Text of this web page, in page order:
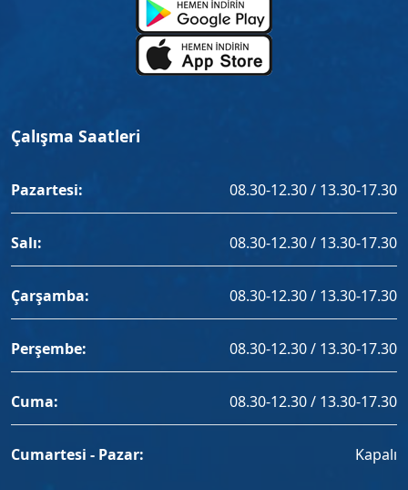
Çalışma Saatleri
Pazartesi: 08.30-12.30 / 13.30-17.30
Salı: 08.30-12.30 / 13.30-17.30
Çarşamba: 08.30-12.30 / 13.30-17.30
Perşembe: 08.30-12.30 / 13.30-17.30
Cuma: 08.30-12.30 / 13.30-17.30
Cumartesi - Pazar: Kapalı